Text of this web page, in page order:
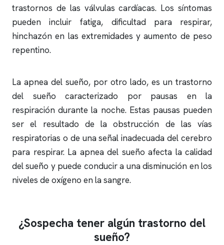
trastornos de las válvulas cardíacas. Los síntomas
pueden incluir fatiga, dificultad para respirar,
hinchazón en las extremidades y aumento de peso
repentino.
La apnea del sueño, por otro lado, es un trastorno
del sueño caracterizado por pausas en la
respiración durante la noche. Estas pausas pueden
ser el resultado de la obstrucción de las vías
respiratorias o de una señal inadecuada del cerebro
para respirar. La apnea del sueño afecta la calidad
del sueño y puede conducir a una disminución en los
niveles de oxígeno en la sangre.
¿Sospecha tener algún trastorno del
sueño?